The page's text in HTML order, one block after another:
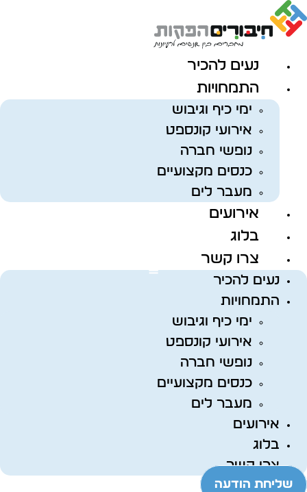
נעים להכיר
התמחויות
ימי כיף וגיבוש
אירועי קונספט
נופשי חברה
כנסים מקצועיים
מעבר לים
אירועים
בלוג
צרו קשר
נעים להכיר
התמחויות
ימי כיף וגיבוש
אירועי קונספט
נופשי חברה
כנסים מקצועיים
מעבר לים
אירועים
בלוג
צרו קשר
שליחת הודעה